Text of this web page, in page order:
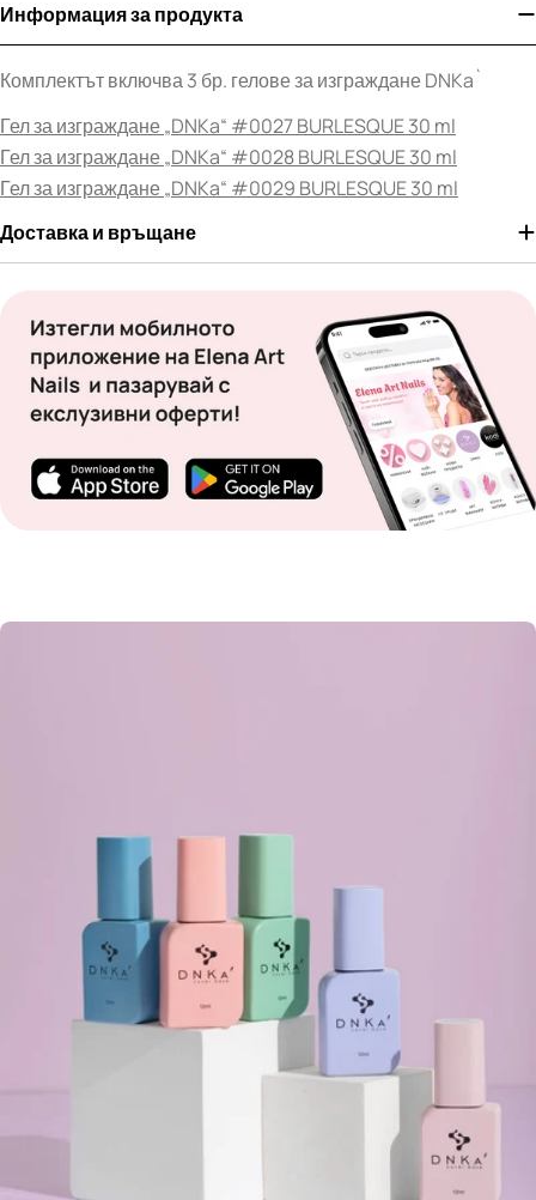
Информация за продукта
Комплектът включва 3 бр. гелове за изграждане DNKa`
Гел за изграждане „DNKa“ #0027 BURLESQUE 30 ml
Гел за изграждане „DNKa“ #0028 BURLESQUE 30 ml
Гел за изграждане „DNKa“ #0029 BURLESQUE 30 ml
Доставка и връщане